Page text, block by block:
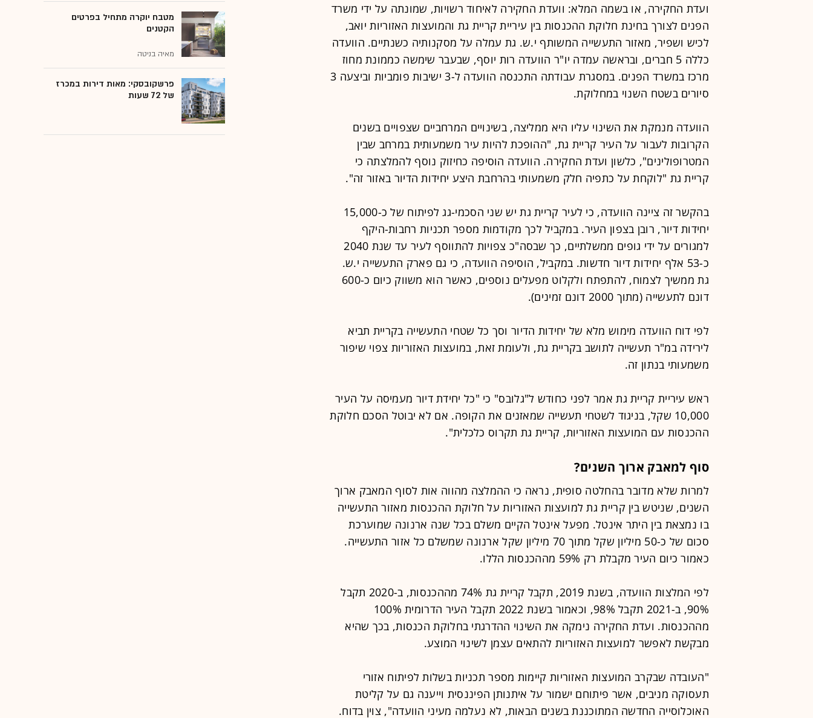
ועדת החקירה, או בשמה המלא: וועדת החקירה לאיחוד רשויות, שמונתה על ידי משרד
הפנים לצורך בחינת חלוקת ההכנסות בין עיריית קריית גת והמועצות האזוריות יואב,
לכיש ושפיר, מאזור התעשייה המשותף י.ש. גת עמלה על מסקנותיה כשנתיים. הוועדה
כללה 5 חברים, ובראשה עמדה יו"ר הוועדה רות יוסף, שבעבר שימשה כממונת מחוז
מרכז במשרד הפנים. במסגרת עבודתה התכנסה הוועדה ל-3 ישיבות פומביות וביצעה 3
סיורים בשטח השנוי במחלוקת.
הוועדה מנמקת את השינוי עליו היא ממליצה, בשינויים המרחביים שצפויים בשנים
הקרובות לעבור על העיר קריית גת, "ההופכת להיות עיר משמעותית במרחב שבין
המטרופולינים", כלשון ועדת החקירה. הוועדה הוסיפה כחיזוק נוסף להמלצתה כי
קריית גת "לוקחת על כתפיה חלק משמעותי בהרחבת היצע יחידות הדיור באזור זה".
בהקשר זה ציינה הוועדה, כי לעיר קריית גת יש שני הסכמי-גג לפיתוח של כ-15,000
יחידות דיור, רובן בצפון העיר. במקביל לכך מקודמות מספר תכניות רחבות-היקף
למגורים על ידי גופים ממשלתיים, כך שבסה"כ צפויות להתווסף לעיר עד שנת 2040
כ-53 אלף יחידות דיור חדשות. במקביל, הוסיפה הוועדה, כי גם פארק התעשייה י.ש.
גת ממשיך לצמוח, להתפתח ולקלוט מפעלים נוספים, כאשר הוא משווק כיום כ-600
דונם לתעשייה (מתוך 2000 דונם זמינים).
לפי דוח הוועדה מימוש מלא של יחידות הדיור וסך כל שטחי התעשייה בקריית תביא
לירידה במ"ר תעשייה לתושב בקריית גת, ולעומת זאת, במועצות האזוריות צפוי שיפור
משמעותי בנתון זה.
ראש עיריית קריית גת אמר לפני כחודש ל"גלובס" כי "כל יחידת דיור מעמיסה על העיר
10,000 שקל, בניגוד לשטחי תעשייה שמאזנים את הקופה. אם לא יבוטל הסכם חלוקת
ההכנסות עם המועצות האזוריות, קריית גת תקרוס כלכלית".
סוף למאבק ארוך השנים?
למרות שלא מדובר בהחלטה סופית, נראה כי ההמלצה מהווה אות לסוף המאבק ארוך
השנים, שניטש בין קריית גת למועצות האזוריות על חלוקת ההכנסות מאזור התעשייה
בו נמצאת בין היתר אינטל. מפעל אינטל הקיים משלם בכל שנה ארנונה שמוערכת
סכום של כ-50 מיליון שקל מתוך 70 מיליון שקל ארנונה שמשלם כל אזור התעשייה.
כאמור כיום העיר מקבלת רק 59% מההכנסות הללו.
לפי המלצות הוועדה, בשנת 2019, תקבל קריית גת 74% מההכנסות, ב-2020 תקבל
90%, ב-2021 תקבל 98%, וכאמור בשנת 2022 תקבל העיר הדרומית 100%
מההכנסות. ועדת החקירה נימקה את השינוי ההדרגתי בחלוקת הכנסות, בכך שהיא
מבקשת לאפשר למועצות האזוריות להתאים עצמן לשינוי המוצע.
"העובדה שבקרב המועצות האזוריות קיימות מספר תכניות בשלות לפיתוח אזורי
תעסוקה מניבים, אשר פיתוחם ישמור על איתנותן הפיננסית וייענה גם על קליטת
האוכלוסייה החדשה המתוכננת בשנים הבאות, לא נעלמה מעיני הוועדה", צוין בדוח.
מטבח יוקרה מתחיל בפרטים
הקטנים
מאיה בניטה
פרשקובסקי: מאות דירות במכרז
של 72 שעות